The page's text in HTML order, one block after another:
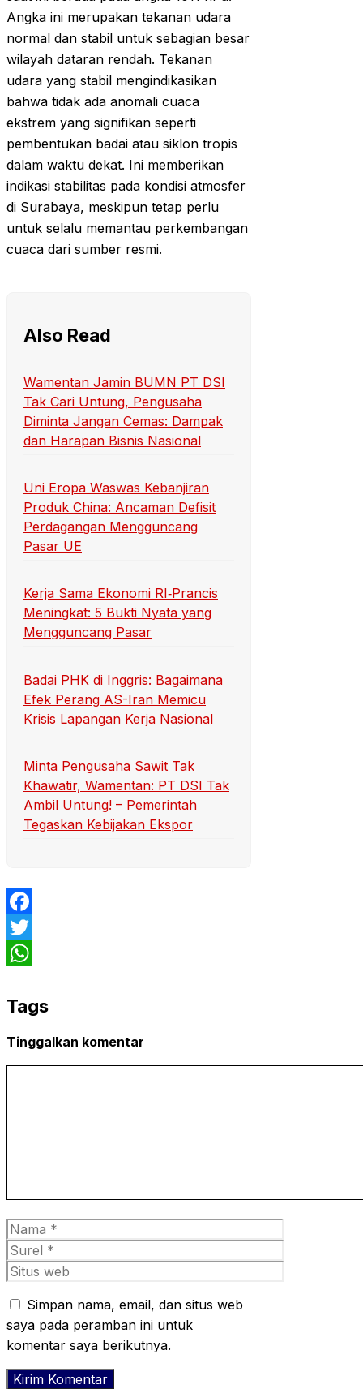
Angka ini merupakan tekanan udara
normal dan stabil untuk sebagian besar
wilayah dataran rendah. Tekanan
udara yang stabil mengindikasikan
bahwa tidak ada anomali cuaca
ekstrem yang signifikan seperti
pembentukan badai atau siklon tropis
dalam waktu dekat. Ini memberikan
indikasi stabilitas pada kondisi atmosfer
di Surabaya, meskipun tetap perlu
untuk selalu memantau perkembangan
cuaca dari sumber resmi.
Also Read
Wamentan Jamin BUMN PT DSI
Tak Cari Untung, Pengusaha
Diminta Jangan Cemas: Dampak
dan Harapan Bisnis Nasional
Uni Eropa Waswas Kebanjiran
Produk China: Ancaman Defisit
Perdagangan Mengguncang
Pasar UE
Kerja Sama Ekonomi RI‑Prancis
Meningkat: 5 Bukti Nyata yang
Mengguncang Pasar
Badai PHK di Inggris: Bagaimana
Efek Perang AS-Iran Memicu
Krisis Lapangan Kerja Nasional
Minta Pengusaha Sawit Tak
Khawatir, Wamentan: PT DSI Tak
Ambil Untung! – Pemerintah
Tegaskan Kebijakan Ekspor
Facebook
Twitter
Tags
Tinggalkan komentar
Nama
Surel
Situs
Simpan nama, email, dan situs web
saya pada peramban ini untuk
komentar saya berikutnya.